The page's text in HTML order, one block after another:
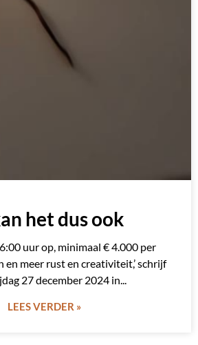
het dus ook
uur op, minimaal € 4.000 per
en meer rust en creativiteit,’ schrijf
27 december 2024 in
LEES VERDER »